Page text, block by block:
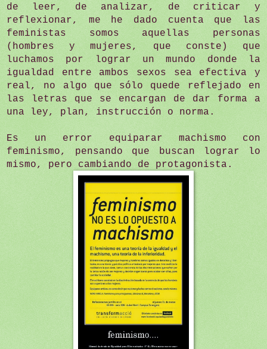
de leer, de analizar, de criticar y
reflexionar, me he dado cuenta que las
feministas somos aquellas personas
(hombres y mujeres, que conste) que
luchamos por lograr un mundo donde la
igualdad entre ambos sexos sea efectiva y
real, no algo que sólo quede reflejado en
las letras que se encargan de dar forma a
una ley, plan, instrucción o norma.
Es un error equiparar machismo con
feminismo, pensando que buscan lograr lo
mismo, pero cambiando de protagonista.